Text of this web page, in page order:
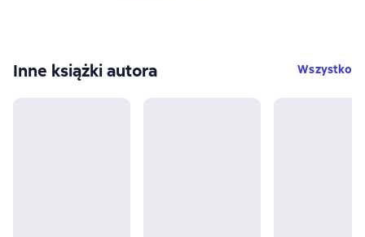
Inne książki autora Wszystko